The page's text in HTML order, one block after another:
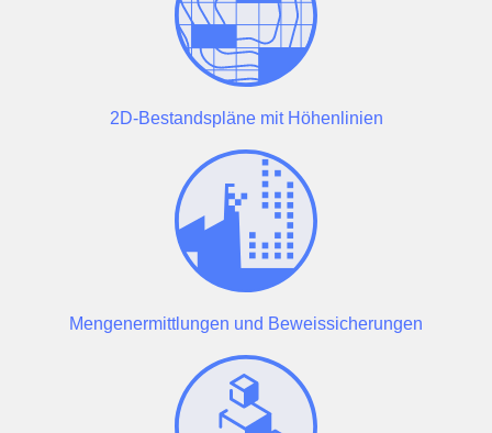
2D-Bestandspläne mit Höhenlinien
Mengenermittlungen und Beweissicherungen